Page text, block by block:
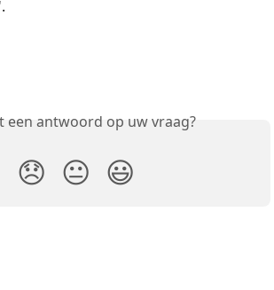
een antwoord op uw vraag?
😞 😐 😃